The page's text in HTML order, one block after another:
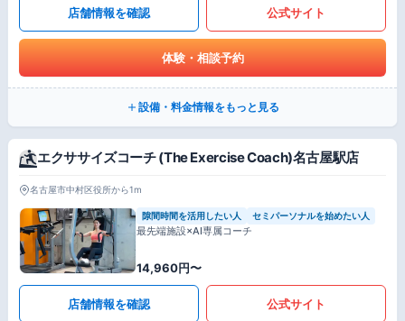
店舗情報を確認 公式サイト
体験・相談予約
設備・料金情報をもっと見る
エクササイズコーチ (The Exercise Coach)名古屋駅店
名古屋市中村区役所から1m
隙間時間を活用したい人 セミパーソナルを始めたい人
最先端施設×AI専属コーチ
14,960円〜
店舗情報を確認 公式サイト